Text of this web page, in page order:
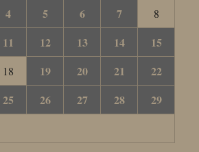
4 5 6 7
8
11 12 13 14
15
18 19 20 21
22
25 26 27 28
29